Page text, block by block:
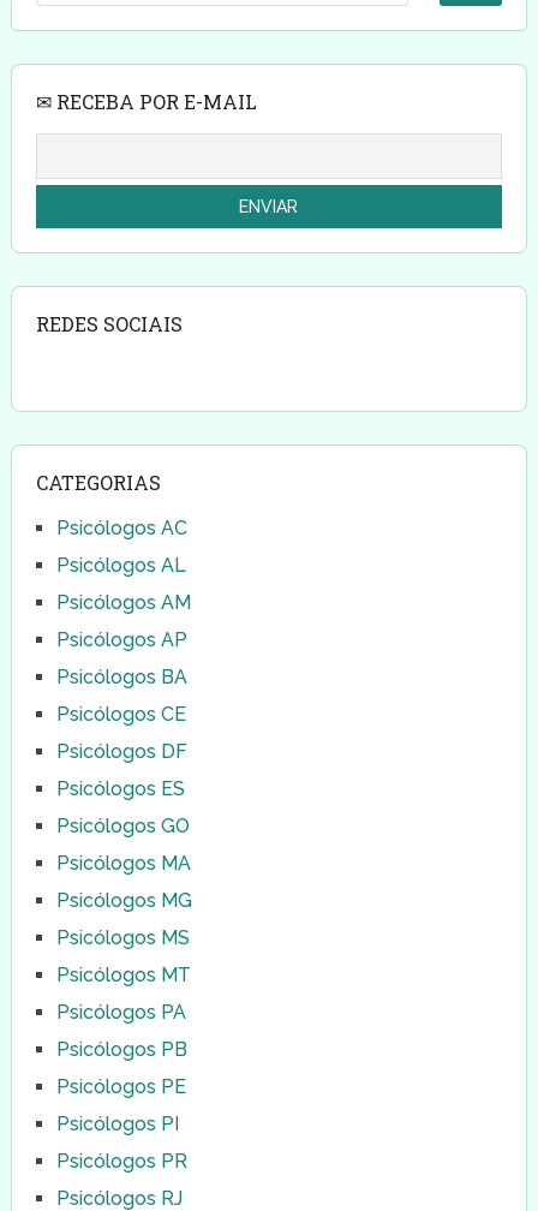
✉ RECEBA POR E-MAIL
REDES SOCIAIS
CATEGORIAS
Psicólogos AC
Psicólogos AL
Psicólogos AM
Psicólogos AP
Psicólogos BA
Psicólogos CE
Psicólogos DF
Psicólogos ES
Psicólogos GO
Psicólogos MA
Psicólogos MG
Psicólogos MS
Psicólogos MT
Psicólogos PA
Psicólogos PB
Psicólogos PE
Psicólogos PI
Psicólogos PR
Psicólogos RJ